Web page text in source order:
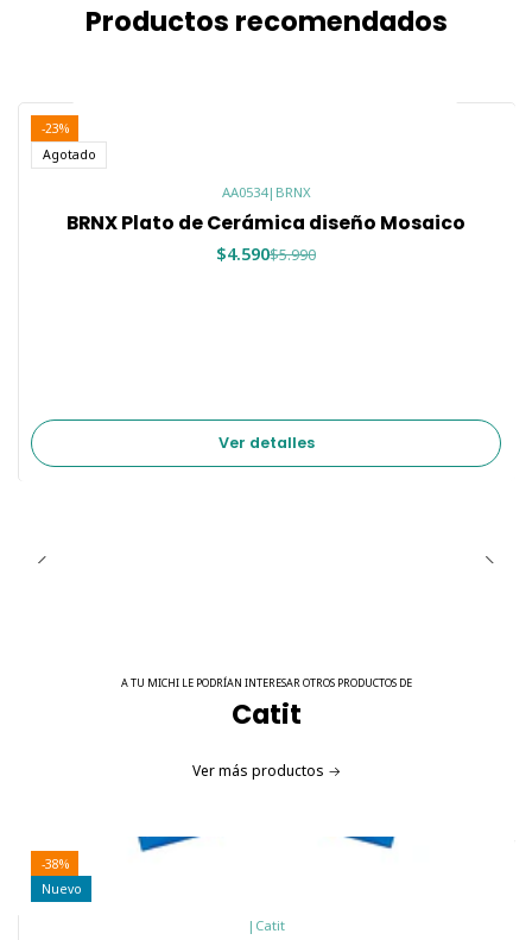
Productos recomendados
-23%
Agotado
AA0534| BRNX
BRNX Plato de Cerámica diseño Mosaico
$4.590$5.990
Ver detalles
A TU MICHI LE PODRÍAN INTERESAR OTROS PRODUCTOS DE
Catit
Ver más productos
-38%
Nuevo
| Catit